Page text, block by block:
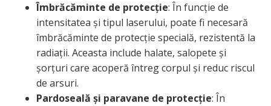
Îmbrăcăminte de protecție: În funcție de
intensitatea și tipul laserului, poate fi necesară
îmbrăcăminte de protecție specială, rezistentă la
radiații. Aceasta include halate, salopete și
șorțuri care acoperă întreg corpul și reduc riscul
de arsuri.
Pardoseală și paravane de protecție: În